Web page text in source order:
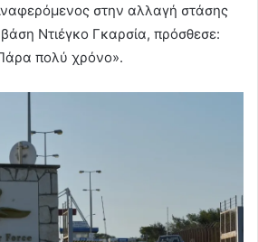
στην αλλαγή στάσης
Ντιέγκο Γκαρσία, πρόσθεσε:
πολύ χρόνο».